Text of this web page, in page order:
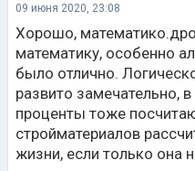
09 июня 2020, 23:08
Хорошо,
математику, особенно
было отлично.
развито замечательно,
проценты тоже
стройматериалов
жизни, если только она